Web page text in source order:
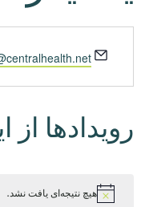
ایمیل
رویدادها از
اطلاعیههیچ نتیجه‌ای یافت نشد.